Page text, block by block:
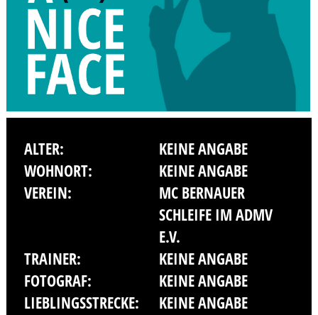
ALTER:
KEINE ANGABE
WOHNORT:
KEINE ANGABE
VEREIN:
MC BERNAUER
SCHLEIFE IM ADMV
E.V.
TRAINER:
KEINE ANGABE
FOTOGRAF:
KEINE ANGABE
LIEBLINGSSTRECKE:
KEINE ANGABE